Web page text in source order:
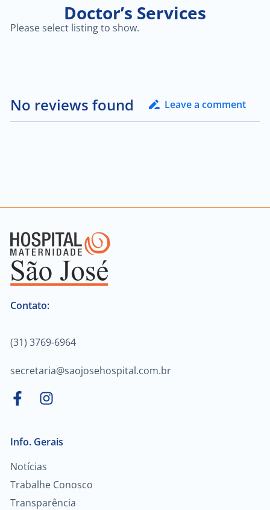
Doctor’s Services
Please select listing to show.
No reviews found Leave a comment
Contato:
(31) 3769-6964
secretaria@saojosehospital.com.br
Info. Gerais
Notícias
Trabalhe Conosco
Transparência